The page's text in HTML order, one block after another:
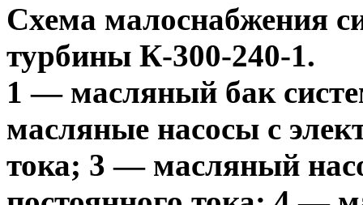
Схема малоснабжения
турбины К-300-240-1.
1 — масляный бак
масляные насосы с
тока; 3 — масляный